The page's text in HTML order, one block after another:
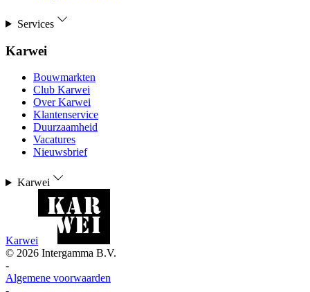
Services
Karwei
Bouwmarkten
Club Karwei
Over Karwei
Klantenservice
Duurzaamheid
Vacatures
Nieuwsbrief
Karwei
Karwei
© 2026 Intergamma B.V.
-
Algemene voorwaarden